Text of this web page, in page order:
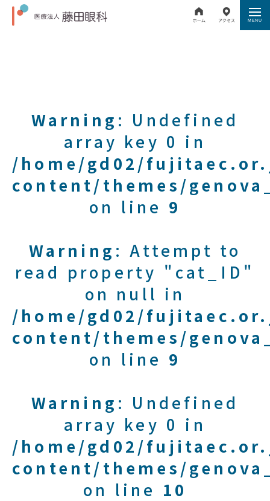
Warning : Undefined
array key 0 in
/home/gd02/
content/themes/
on line 9
Warning : Attempt to
read property "cat_ID"
on null in
/home/gd02/
content/themes/
on line 9
Warning : Undefined
array key 0 in
/home/gd02/
content/themes/
on line 10